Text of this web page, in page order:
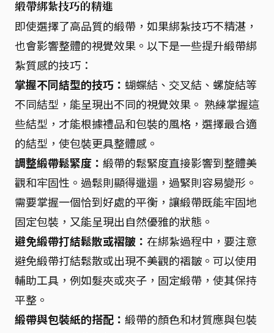
緞帶綁紮技巧的精進
即使選擇了高品質的緞帶，如果綁紮技巧不精湛，
也會影響整體的視覺效果。以下是一些提升緞帶綁
紮質感的技巧：
掌握不同結型的技巧： 蝴蝶結、交叉結、螺旋結等
不同結型，能呈現出不同的視覺效果。 熟練掌握這
些結型，才能根據禮品和包裝的風格，選擇最合適
的結型，使包裝更具整體感。
調整緞帶鬆緊度： 緞帶的鬆緊度直接影響到整體美
觀和牢固性。過鬆則顯得邋遢，過緊則容易變形。
需要掌握一個恰到好處的平衡，讓緞帶既能牢固地
固定包裝，又能呈現出自然優雅的狀態。
避免緞帶打結鬆散或褶皺： 在綁紮過程中，要注意
避免緞帶打結鬆散或出現不美觀的褶皺。可以使用
輔助工具，例如髮夾或夾子，固定緞帶，使其保持
平整。
緞帶與包裝紙的搭配： 緞帶的顏色和材質應與包裝